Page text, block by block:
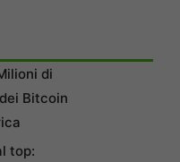
di
Bitcoin
top: